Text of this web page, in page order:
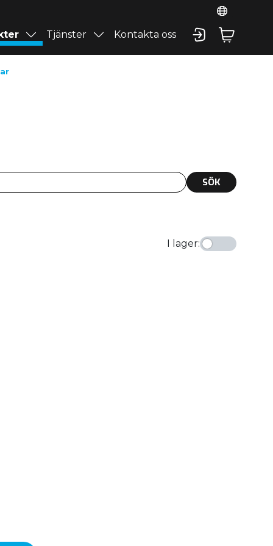
Tjänster Kontakta oss
SÖK
I lager: